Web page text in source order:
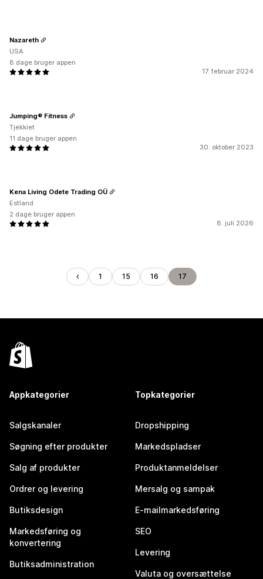
17. februar 2024
Nazareth
USA
8 dage bruger appen
30. oktober 2023
Jumping® Fitness
Tjekkiet
11 dage bruger appen
8. juli 2026
Kena Living Odete Trading OÜ
Estland
2 dage bruger appen
1 15 16 17
Appkategorier
Salgskanaler
Søgning efter produkter
Salg af produkter
Ordrer og levering
Butiksdesign
Markedsføring og
konvertering
Butiksadministration
Topkategorier
Dropshipping
Markedspladser
Produktanmeldelser
Mersalg og sampak
E-mailmarkedsføring
SEO
Levering
Valuta og oversættelse